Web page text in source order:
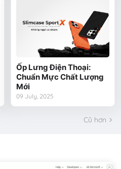
Ốp Lưng Điện Thoại:
Chuẩn Mực Chất Lượng
Mới
09 July, 2025
Cũ hơn